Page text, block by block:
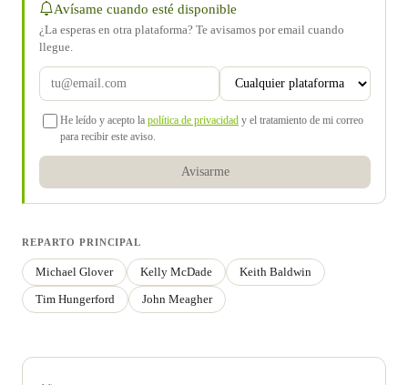
Avísame cuando esté disponible
¿La esperas en otra plataforma? Te avisamos por email cuando
llegue.
He leído y acepto la política de privacidad y el tratamiento de mi correo
para recibir este aviso.
Avisarme
REPARTO PRINCIPAL
Michael Glover Kelly McDade
Keith Baldwin
Tim Hungerford
John Meagher